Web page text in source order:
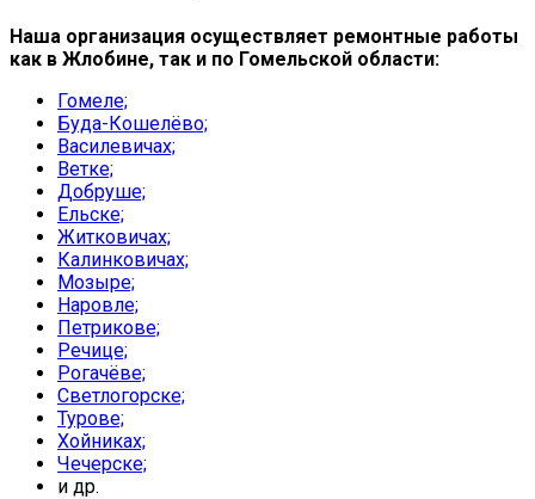
Наша организация осуществляет ремонтные работы
как в Жлобине, так и по Гомельской области:
Гомеле;
Буда-Кошелёво;
Василевичах;
Ветке;
Добруше;
Ельске;
Житковичах;
Калинковичах;
Мозыре;
Наровле;
Петрикове;
Речице;
Рогачёве;
Светлогорске;
Турове;
Хойниках;
Чечерске;
и др.